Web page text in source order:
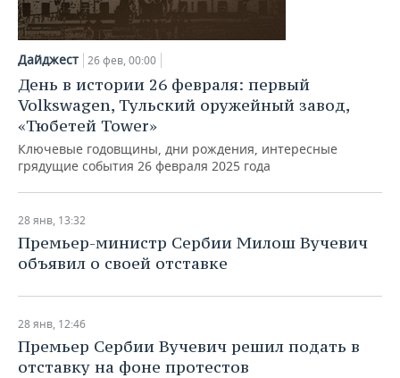
Дайджест 26 фев, 00:00
День в истории 26 февраля: первый
Volkswagen, Тульский оружейный завод,
«Тюбетей Tower»
Ключевые годовщины, дни рождения, интересные
грядущие события 26 февраля 2025 года
28 янв, 13:32
Премьер-министр Сербии Милош Вучевич
объявил о своей отставке
28 янв, 12:46
Премьер Сербии Вучевич решил подать в
отставку на фоне протестов